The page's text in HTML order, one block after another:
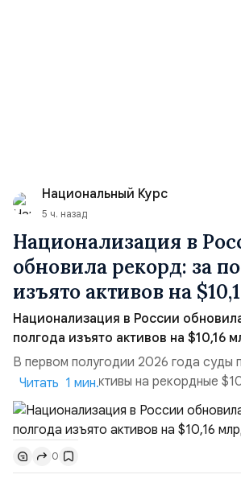
Национальный Курс
5 ч. назад
Национализация в
обновила рекорд: за
изъято активов на
Национализация в России
полгода изъято активов на $10,16
В первом полугодии 2026 года суды
государству активы на рекордные
подсчитали аналитики AK&M. Это в
чем за аналогичный период 2025
Всего зафиксировано 15
транзакций, которые обеспечили
объёма всего российского рынка
Читать 1 мин.
0